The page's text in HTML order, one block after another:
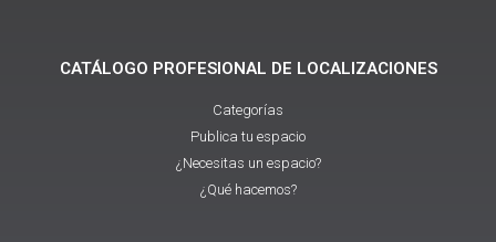
CATÁLOGO PROFESIONAL DE LOCALIZACIONES
Categorías
Publica tu espacio
¿Necesitas un espacio?
¿Qué hacemos?